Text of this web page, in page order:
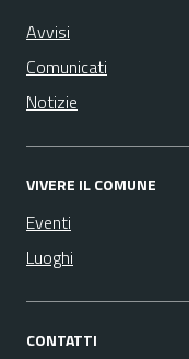
Avvisi
Comunicati
Notizie
VIVERE IL COMUNE
Eventi
Luoghi
CONTATTI